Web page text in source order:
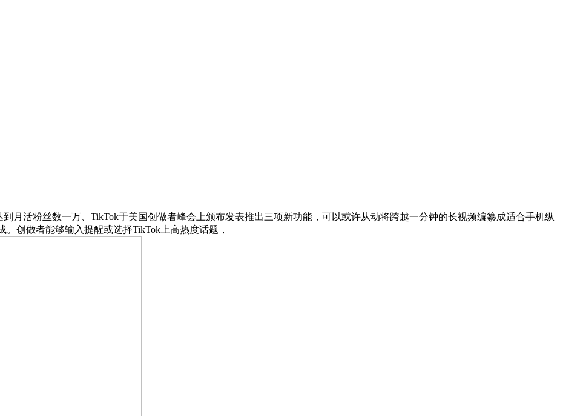
活粉丝数一万、TikTok于美国创做者峰会上颁布发表推出三项新功能，可以或许从动将跨越一分钟的长视频编纂成适合手机纵
创做者能够输入提醒或选择TikTok上高热度话题，